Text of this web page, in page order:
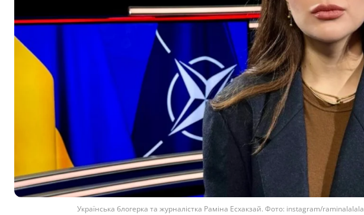
Українська блогерка та журналістка Раміна Есхакзай. Фото: instagram/raminalalala